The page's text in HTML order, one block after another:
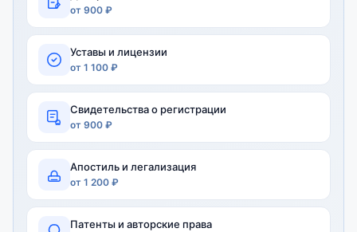
от 900 ₽
Уставы и лицензии
от 1 100 ₽
Свидетельства о регистрации
от 900 ₽
Апостиль и легализация
от 1 200 ₽
Патенты и авторские права